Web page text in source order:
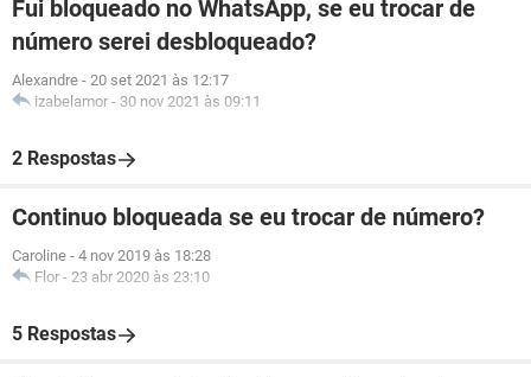
Fui bloqueado no WhatsApp, se eu trocar de
número serei desbloqueado?
Alexandre - 20 set 2021 às 12:17
izabelamor - 30 nov 2021 às 09:11
2 Respostas
Continuo bloqueada se eu trocar de número?
Caroline - 4 nov 2019 às 18:28
Flor - 23 abr 2020 às 23:10
5 Respostas